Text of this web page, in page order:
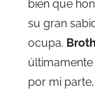
bien que
su gran
ocupa.
por mi